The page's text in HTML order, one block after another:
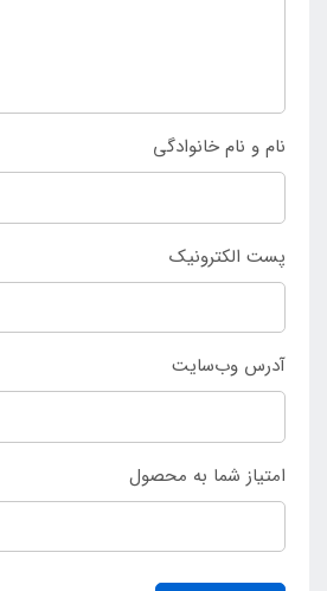
نام و نام خانوادگی
پست الکترونیک
آدرس وب‌سایت
امتیاز شما به محصول